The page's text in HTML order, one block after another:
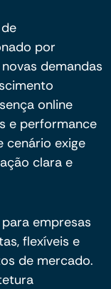
por
demandas
online
e performance
cenário exige
clara e
empresas
flexíveis e
de mercado.